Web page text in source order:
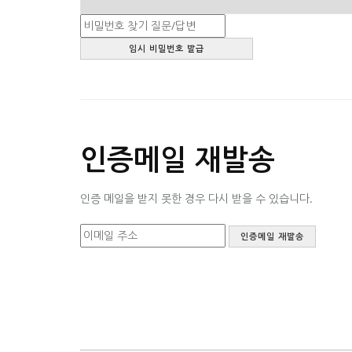
인증메일 재발송
인증 메일을 받지 못한 경우 다시 받을 수 있습니다.